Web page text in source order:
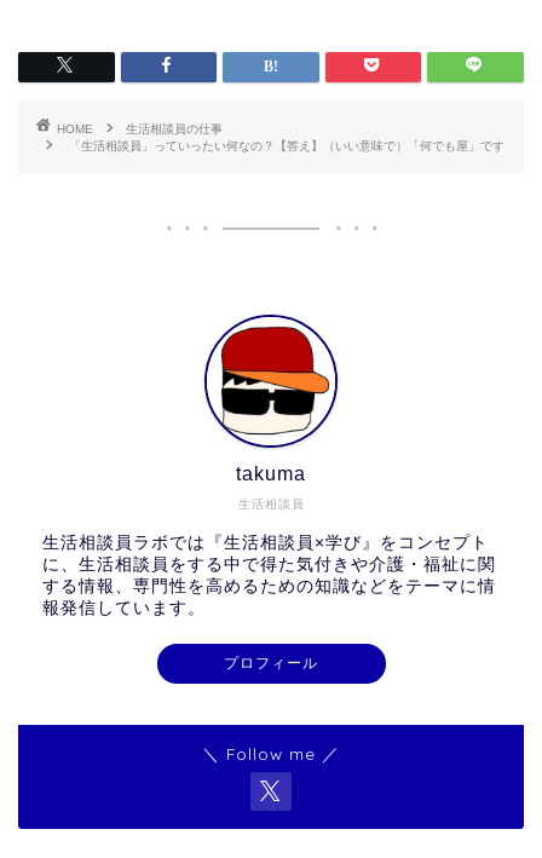
HOME
生活相談員の仕事
「生活相談員」っていったい何なの？【答え】（いい意味で）「何でも屋」です
生活相談員
takuma
生活相談員ラボでは『生活相談員×学び』をコンセプト
に、生活相談員をする中で得た気付きや介護・福祉に関
する情報、専門性を高めるための知識などをテーマに情
報発信しています。
プロフィール
＼ Follow me ／